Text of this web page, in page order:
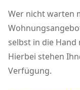
Wer nicht warten
selbst in die
Hierbei stehen
Verfügung.